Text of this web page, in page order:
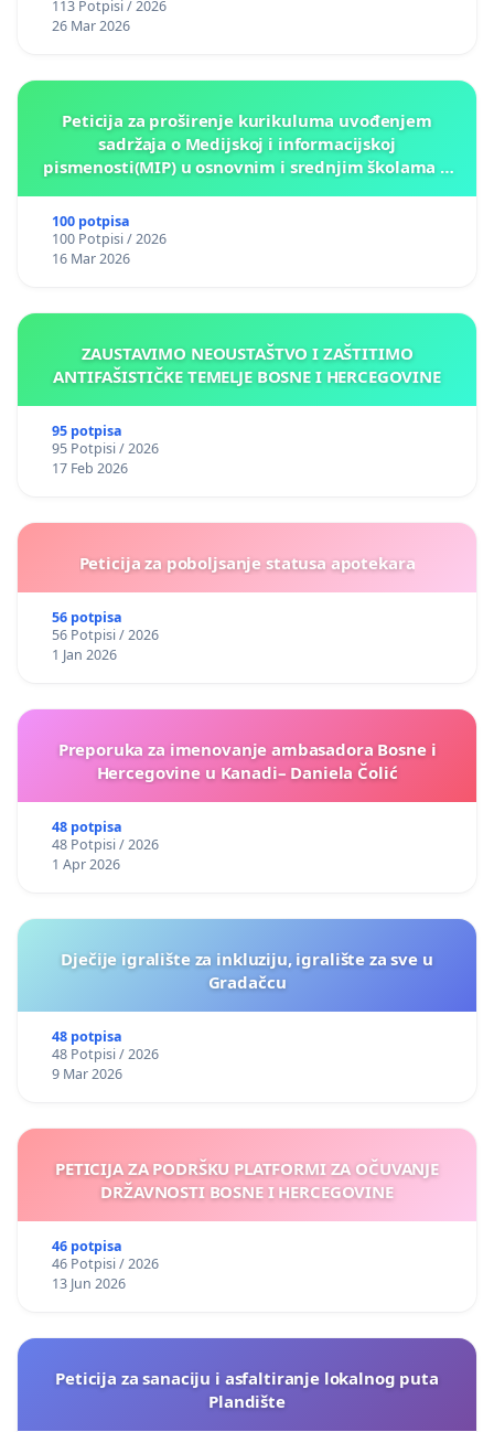
113 Potpisi / 2026
26 Mar 2026
Peticija za proširenje kurikuluma uvođenjem
sadržaja o Medijskoj i informacijskoj
pismenosti(MIP) u osnovnim i srednjim školama u
100 potpisa
100 Potpisi / 2026
16 Mar 2026
ZAUSTAVIMO NEOUSTAŠTVO I ZAŠTITIMO
ANTIFAŠISTIČKE TEMELJE BOSNE I HERCEGOVINE
95 potpisa
95 Potpisi / 2026
17 Feb 2026
Peticija za poboljsanje statusa apotekara
56 potpisa
56 Potpisi / 2026
1 Jan 2026
Preporuka za imenovanje ambasadora Bosne i
Hercegovine u Kanadi– Daniela Čolić
48 potpisa
48 Potpisi / 2026
1 Apr 2026
Dječije igralište za inkluziju, igralište za sve u
Gradačcu
48 potpisa
48 Potpisi / 2026
9 Mar 2026
PETICIJA ZA PODRŠKU PLATFORMI ZA OČUVANJE
DRŽAVNOSTI BOSNE I HERCEGOVINE
46 potpisa
46 Potpisi / 2026
13 Jun 2026
Peticija za sanaciju i asfaltiranje lokalnog puta
Plandište